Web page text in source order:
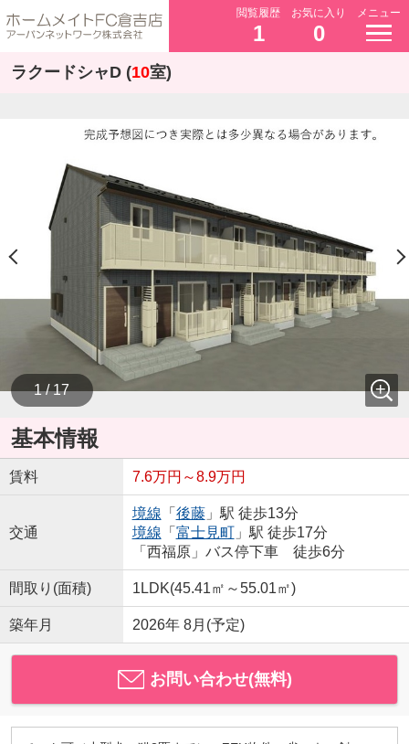
閲覧履歴
1
お気に入り
0
メニュー
ラクードシャD (10室)
1 / 17
基本情報
賃料 7.6万円～8.9万円
交通
境線 「 後藤」駅 徒歩13分
境線 「 富士見町」駅 徒歩17分
「西福原」バス停下車 徒歩6分
間取り(面積) 1LDK(45.41㎡～55.01㎡)
築年月 2026年 8月(予定)
お問い合わせ(無料)